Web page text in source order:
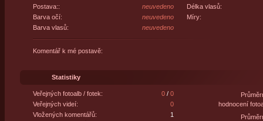
Postava::
neuvedeno
Barva očí:
neuvedeno
Barva vlasů:
neuvedeno
Délka vlasů:
Míry:
Komentář k mé postavě:
Statistiky
Veřejných fotoalb / fotek: 0/ 0
Veřejných videí:
0
Vložených komentářů:
1
hodnocení